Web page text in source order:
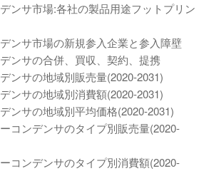
ンサ市場:各社の製品用途フットプリン
ンサ市場の新規参入企業と参入障壁
ンサの合併、買収、契約、提携
ンサの地域別販売量(2020-2031)
ンサの地域別消費額(2020-2031)
ンサの地域別平均価格(2020-2031)
コンデンサのタイプ別販売量(2020-
コンデンサのタイプ別消費額(2020-